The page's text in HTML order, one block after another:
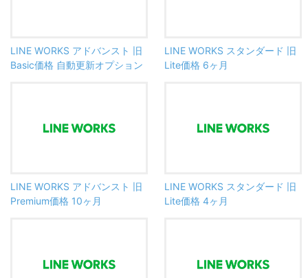
LINE WORKS アドバンスト 旧
Basic価格 自動更新オプション
LINE WORKS スタンダード 旧
Lite価格 6ヶ月
LINE WORKS アドバンスト 旧
Premium価格 10ヶ月
LINE WORKS スタンダード 旧
Lite価格 4ヶ月